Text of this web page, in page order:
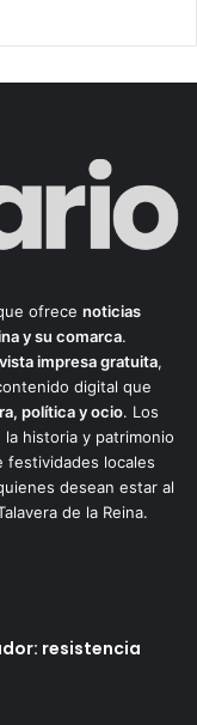
ofrece noticias
y su comarca.
impresa gratuita,
digital que
política y ocio. Los
historia y patrimonio
festividades locales
desean estar al
de la Reina.
resistencia